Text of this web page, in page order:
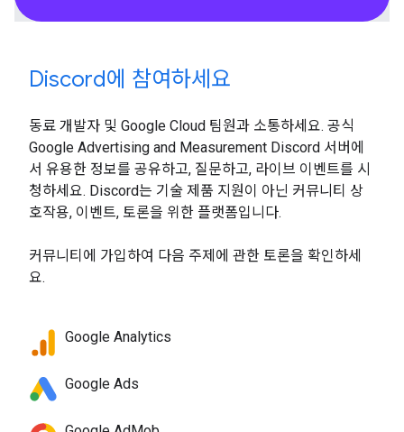
Discord에 참여하세요
동료 개발자 및 Google Cloud 팀원과 소통하세요. 공식
Google Advertising and Measurement Discord 서버에
서 유용한 정보를 공유하고, 질문하고, 라이브 이벤트를 시
청하세요. Discord는 기술 제품 지원이 아닌 커뮤니티 상
호작용, 이벤트, 토론을 위한 플랫폼입니다.
커뮤니티에 가입하여 다음 주제에 관한 토론을 확인하세
요.
Google Analytics
Google Ads